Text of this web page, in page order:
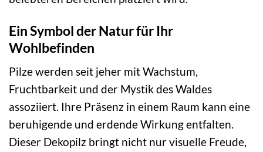
Ein Symbol der Natur für Ihr
Wohlbefinden
Pilze werden seit jeher mit Wachstum,
Fruchtbarkeit und der Mystik des Waldes
assoziiert. Ihre Präsenz in einem Raum kann eine
beruhigende und erdende Wirkung entfalten.
Dieser Dekopilz bringt nicht nur visuelle Freude,